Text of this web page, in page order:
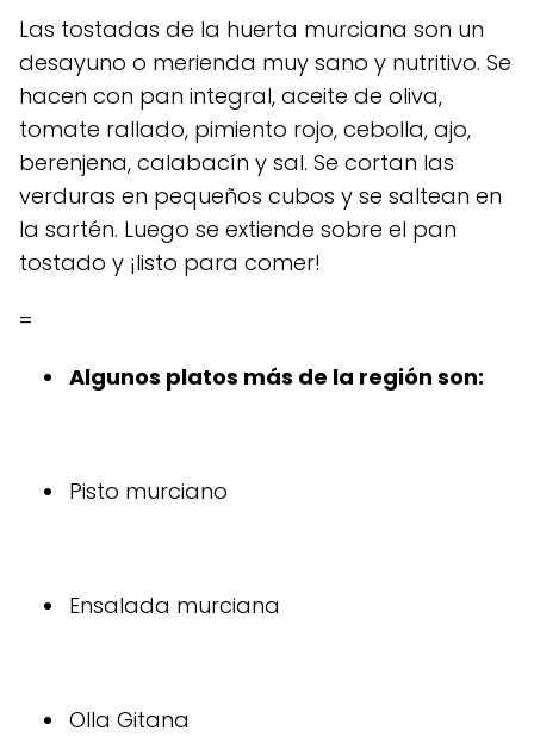
Las tostadas de la huerta murciana son un
desayuno o merienda muy sano y nutritivo. Se
hacen con pan integral, aceite de oliva,
tomate rallado, pimiento rojo, cebolla, ajo,
berenjena, calabacín y sal. Se cortan las
verduras en pequeños cubos y se saltean en
la sartén. Luego se extiende sobre el pan
tostado y ¡listo para comer!
=
Algunos platos más de la región son:
Pisto murciano
Ensalada murciana
Olla Gitana